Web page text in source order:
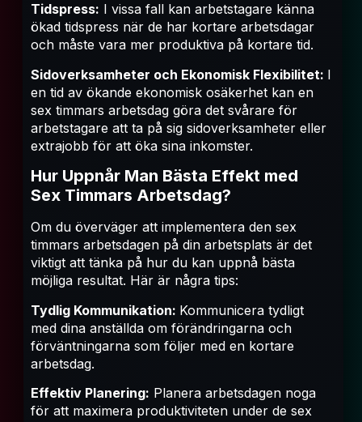
Tidspress: I vissa fall kan arbetstagare känna
ökad tidspress när de har kortare arbetsdagar
och måste vara mer produktiva på kortare tid.
Sidoverksamheter och Ekonomisk Flexibilitet: I
en tid av ökande ekonomisk osäkerhet kan en
sex timmars arbetsdag göra det svårare för
arbetstagare att ta på sig sidoverksamheter eller
extrajobb för att öka sina inkomster.
Hur Uppnår Man Bästa Effekt med
Sex Timmars Arbetsdag?
Om du överväger att implementera den sex
timmars arbetsdagen på din arbetsplats är det
viktigt att tänka på hur du kan uppnå bästa
möjliga resultat. Här är några tips:
Tydlig Kommunikation: Kommunicera tydligt
med dina anställda om förändringarna och
förväntningarna som följer med en kortare
arbetsdag.
Effektiv Planering: Planera arbetsdagen noga
för att maximera produktiviteten under de sex